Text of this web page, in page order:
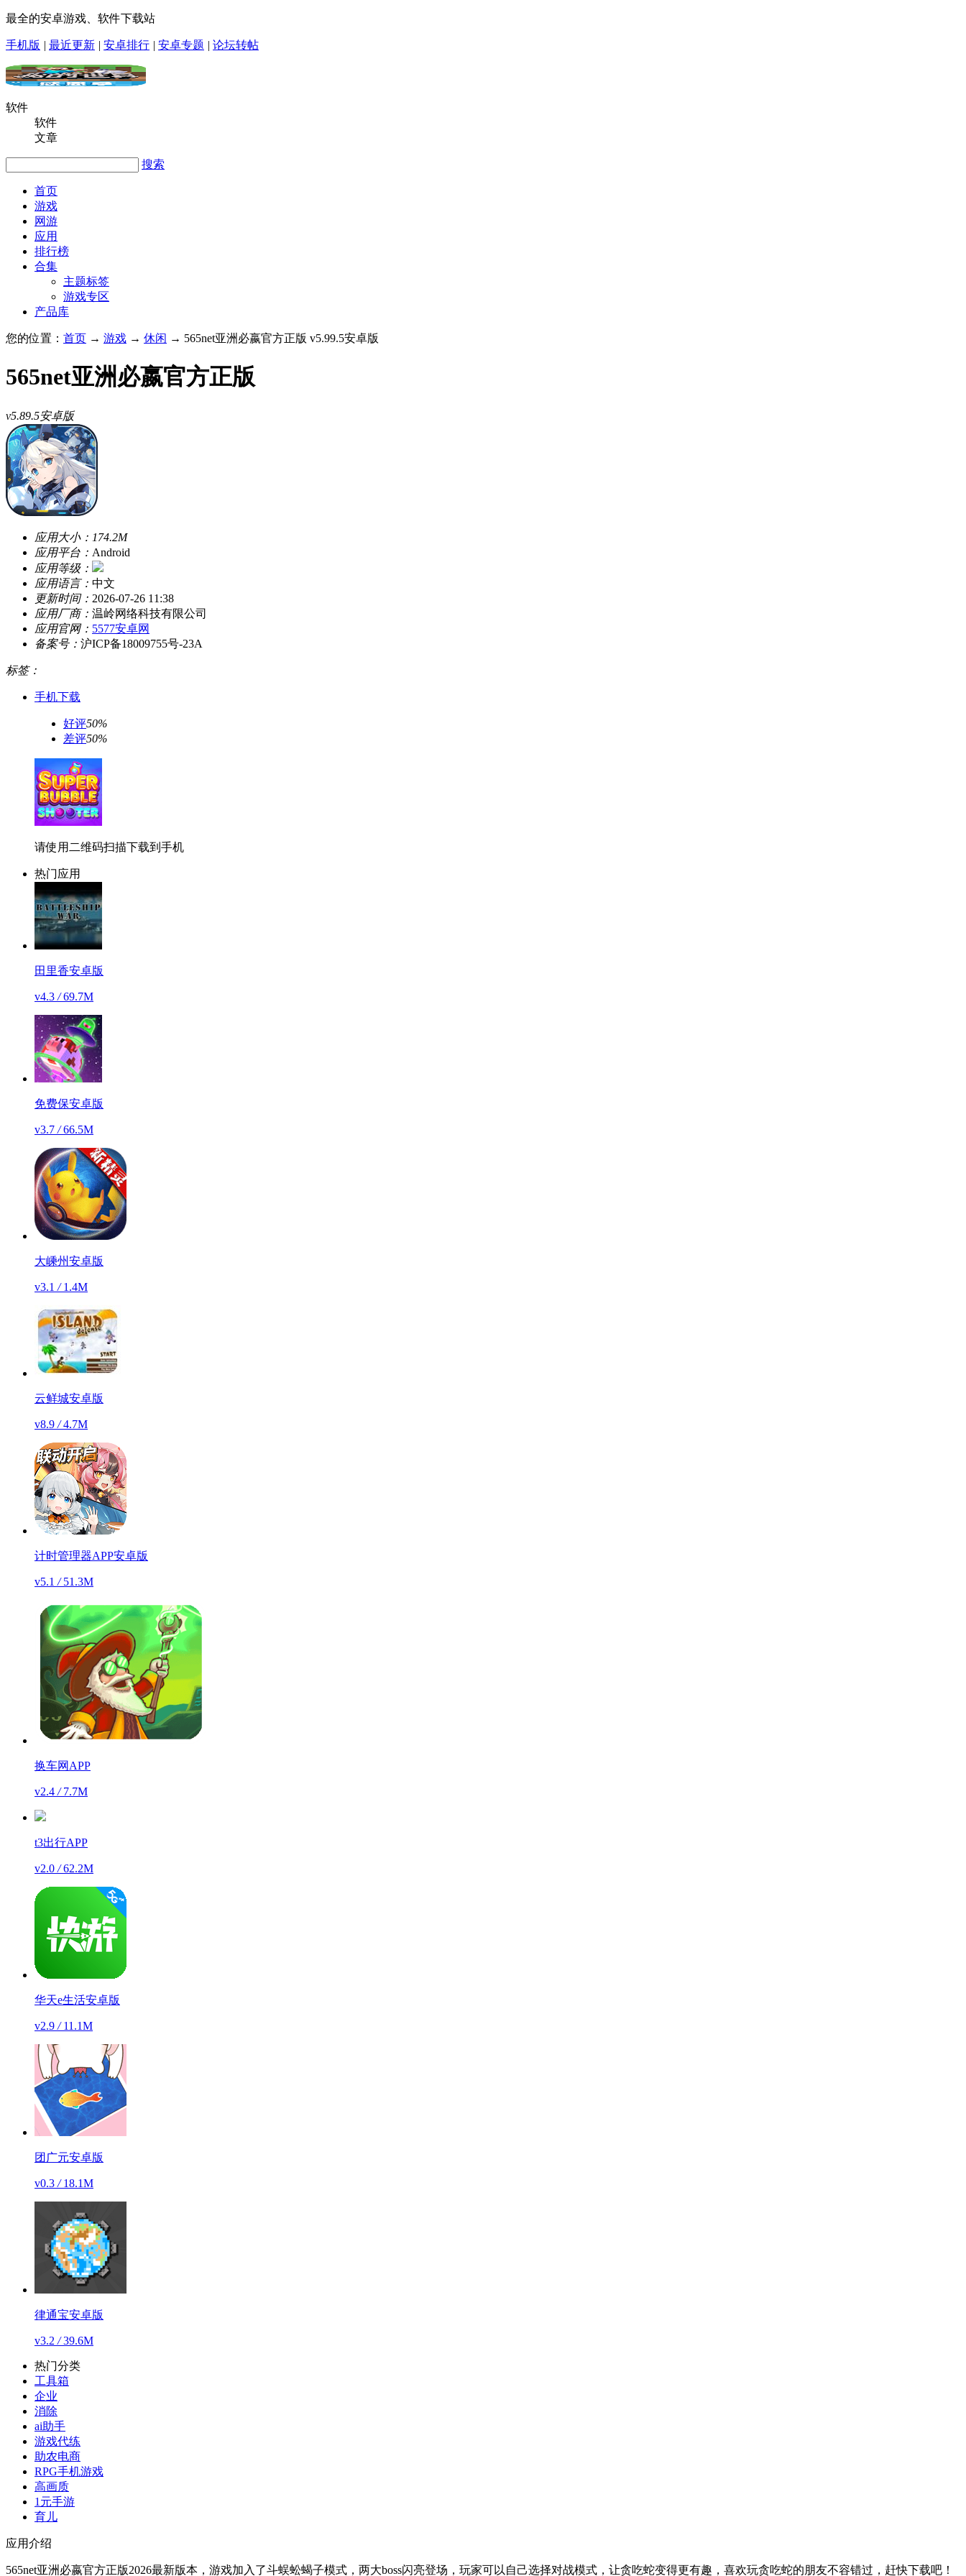
最全的安卓游戏、软件下载站
手机版 | 最近更新 | 安卓排行 | 安卓专题 | 论坛转帖
软件
软件
文章
搜索
首页
游戏
网游
应用
排行榜
合集
主题标签
游戏专区
产品库
您的位置： 首页 → 游戏 → 休闲 → 565net亚洲必嬴官方正版 v5.99.5安卓版
565net亚洲必嬴官方正版
v5.89.5安卓版
应用大小： 174.2M
应用平台： Android
应用等级：
应用语言： 中文
更新时间： 2026-07-26 11:38
应用厂商： 温岭网络科技有限公司
应用官网： 5577安卓网
备案号： 沪ICP备18009755号-23A
标签：
手机下载
好评50%
差评50%
请使用二维码扫描下载到手机
热门应用
田里香安卓版
v4.3 /69.7M
免费保安卓版
v3.7 /66.5M
大嵊州安卓版
v3.1 /1.4M
云鲜城安卓版
v8.9 /4.7M
计时管理器APP安卓版
v5.1 /51.3M
换车网APP
v2.4 /7.7M
t3出行APP
v2.0 /62.2M
华天e生活安卓版
v2.9 /11.1M
团广元安卓版
v0.3 /18.1M
律通宝安卓版
v3.2 /39.6M
热门分类
工具箱
企业
消除
ai助手
游戏代练
助农电商
RPG手机游戏
高画质
1元手游
育儿
应用介绍
565net亚洲必嬴官方正版2026最新版本，游戏加入了斗蜈蚣蝎子模式，两大boss闪亮登场，玩家可以自己选择对战模式，让贪吃蛇变得更有趣，喜欢玩贪吃蛇的朋友不容错过，赶快下载吧！